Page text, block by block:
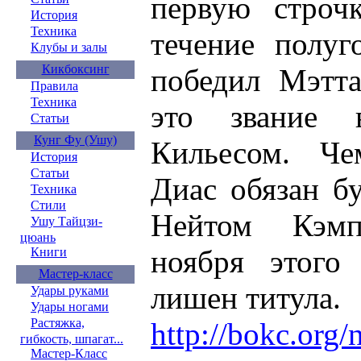
История
Техника
Клубы и залы
Кикбоксинг
Правила
Техника
Статьи
Кунг Фу (Ушу)
История
Статьи
Техника
Стили
Ушу Тайцзи-
цюань
Книги
Мастер-класс
Удары руками
Удары ногами
Растяжка,
гибкость, шпагат...
Мастер-Класс
первую
течение
победил
это
Кильесом.
Диас обязан
Нейтом
ноября
лишен титула.
http://bokc.org/